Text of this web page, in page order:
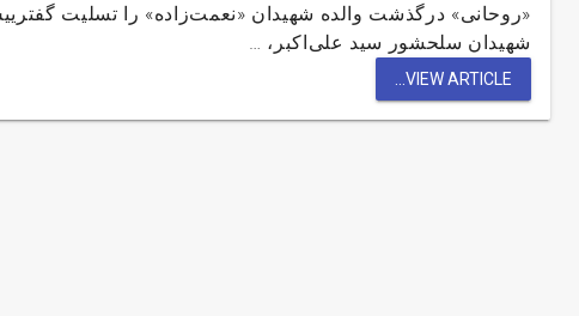
«روحانی» درگذشت والده شهیدان «نعمت‌زاده» را تسلیت
شهیدان سلحشور سید علی‌اکبر، …
VIEW ARTICLE...